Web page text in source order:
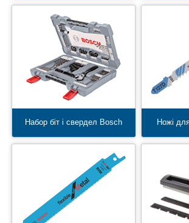
Набор біт і свердел Bosch Ножі